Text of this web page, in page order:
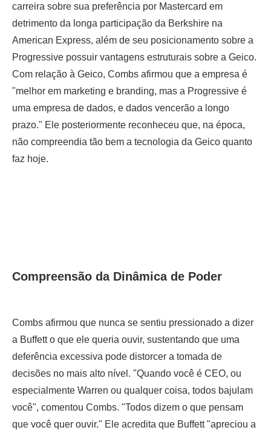
carreira sobre sua preferência por Mastercard em
detrimento da longa participação da Berkshire na
American Express, além de seu posicionamento sobre a
Progressive possuir vantagens estruturais sobre a Geico.
Com relação à Geico, Combs afirmou que a empresa é
"melhor em marketing e branding, mas a Progressive é
uma empresa de dados, e dados vencerão a longo
prazo." Ele posteriormente reconheceu que, na época,
não compreendia tão bem a tecnologia da Geico quanto
faz hoje.
Compreensão da Dinâmica de Poder
Combs afirmou que nunca se sentiu pressionado a dizer
a Buffett o que ele queria ouvir, sustentando que uma
deferência excessiva pode distorcer a tomada de
decisões no mais alto nível. "Quando você é CEO, ou
especialmente Warren ou qualquer coisa, todos bajulam
você", comentou Combs. "Todos dizem o que pensam
que você quer ouvir." Ele acredita que Buffett "apreciou a